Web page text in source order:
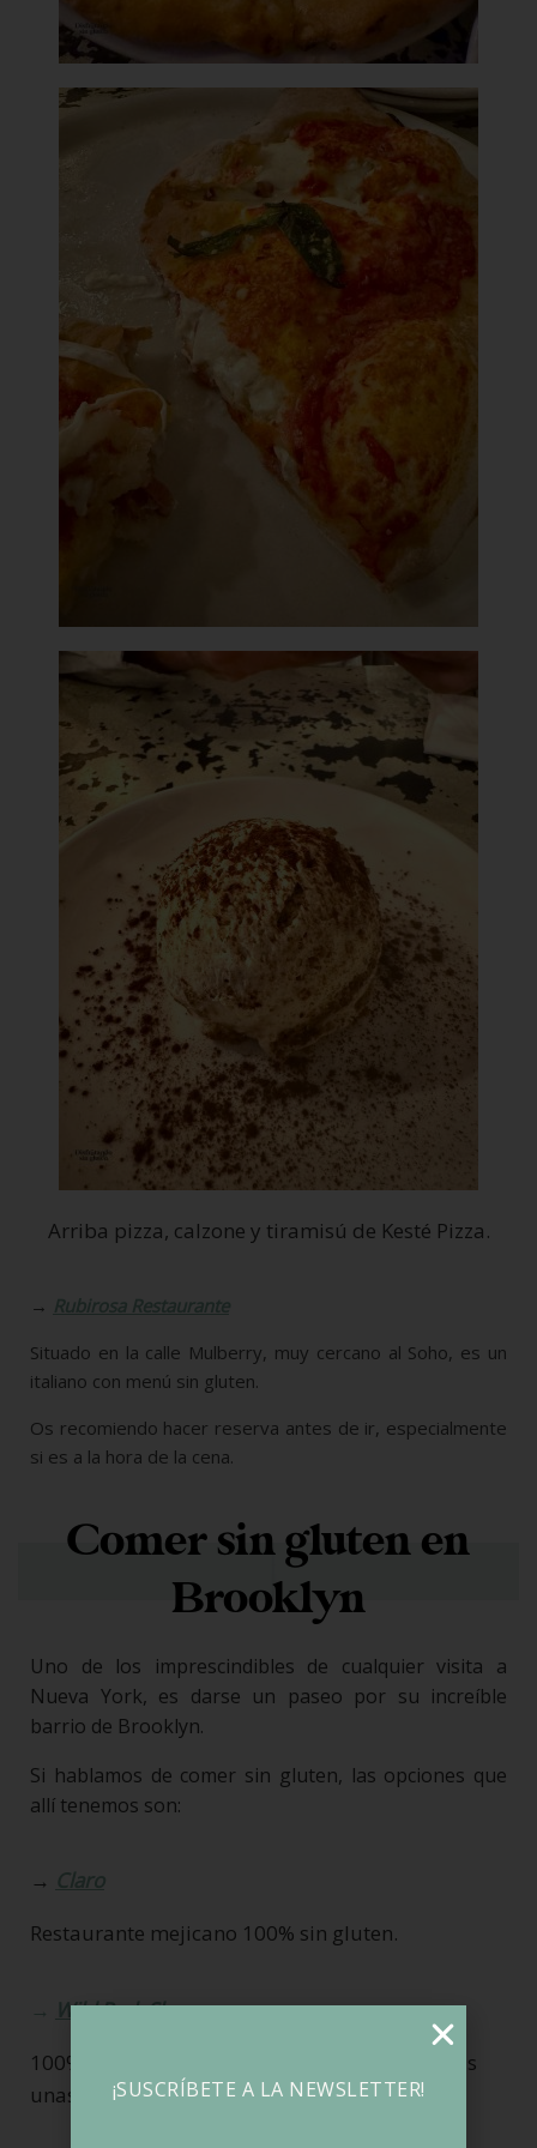
Arriba pizza, calzone y tiramisú de Kesté Pizza.
→ Rubirosa Restaurante
Situado en la calle Mulberry, muy cercano al Soho, es un
italiano con menú sin gluten.
Os recomiendo hacer reserva antes de ir, especialmente
si es a la hora de la cena.
Comer sin gluten en
Brooklyn
Uno de los imprescindibles de cualquier visita a
Nueva York, es darse un paseo por su increíble
barrio de Brooklyn.
Si hablamos de comer sin gluten, las opciones que
allí tenemos son:
→ Claro
Restaurante mejicano 100% sin gluten.
→ Wild Park Slope
100% sin gluten, sus pizzas están consideradas
unas de las mejores de la ciudad.
¡SUSCRÍBETE A LA NEWSLETTER!